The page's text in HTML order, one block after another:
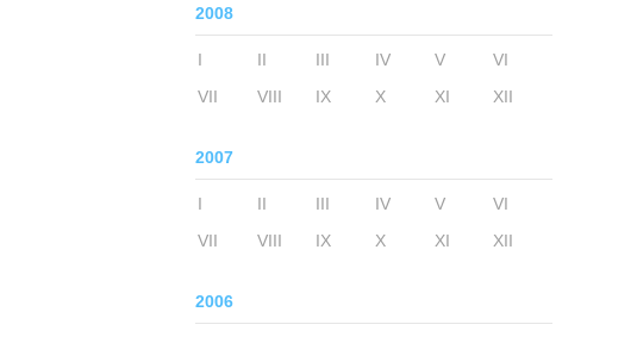
2008
I II III IV V
VI
VII
VIII IX X XI XII
2007
I II III IV V
VI
VII
VIII IX X XI XII
2006